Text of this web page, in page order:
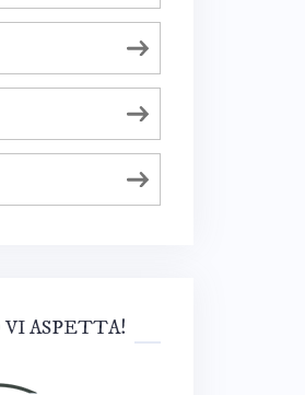
ASPETTA!